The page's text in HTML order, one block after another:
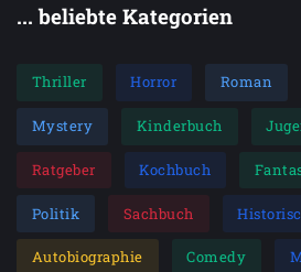
... beliebte Kategorien
Thriller Horror Roman
Mystery Kinderbuch
Ratgeber Kochbuch
Politik Sachbuch
Autobiographie Comedy